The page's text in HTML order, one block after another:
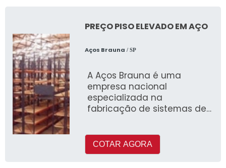
PREÇO PISO ELEVADO EM AÇO
Aços Brauna / SP
A Aços Brauna é uma
empresa nacional
especializada na
fabricação de sistemas de
COTAR AGORA